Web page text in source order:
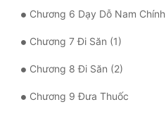
Phương Tây
Quan Trường
Chương 6 Dạy Dỗ Nam Chính
Chương 7 Đi Săn (1)
Chương 8 Đi Săn (2)
Chương 9 Đưa Thuốc